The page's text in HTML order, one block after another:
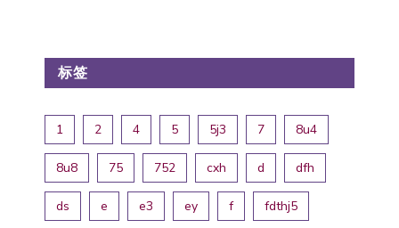
标签
1 2 4 5 5j3 7 8u4
8u8 75 752 cxh d dfh
ds e e3 ey f fdthj5